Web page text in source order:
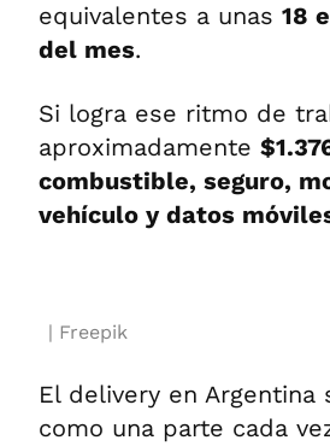
equivalentes a unas 18
del mes.
Si logra ese ritmo de
aproximadamente
combustible, seguro,
vehículo y datos
Freepik
El delivery en
como una parte cada